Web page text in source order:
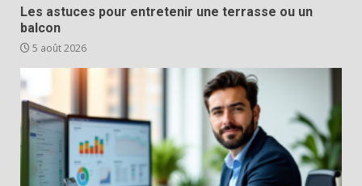
Les astuces pour entretenir une terrasse ou un
balcon
5 août 2026